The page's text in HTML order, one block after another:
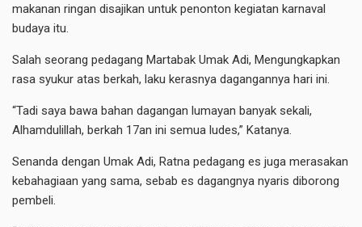
makanan ringan disajikan untuk penonton kegiatan karnaval
budaya itu.
Salah seorang pedagang Martabak Umak Adi, Mengungkapkan
rasa syukur atas berkah, laku kerasnya dagangannya hari ini.
“Tadi saya bawa bahan dagangan lumayan banyak sekali,
Alhamdulillah, berkah 17an ini semua ludes,” Katanya.
Senanda dengan Umak Adi, Ratna pedagang es juga merasakan
kebahagiaan yang sama, sebab es dagangnya nyaris diborong
pembeli.